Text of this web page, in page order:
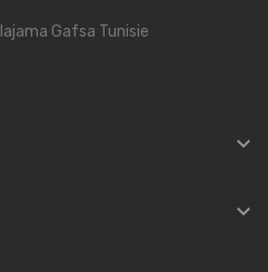
Gafsa Tunisie

